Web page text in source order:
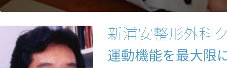
新浦安整形外科
運動機能を最大限